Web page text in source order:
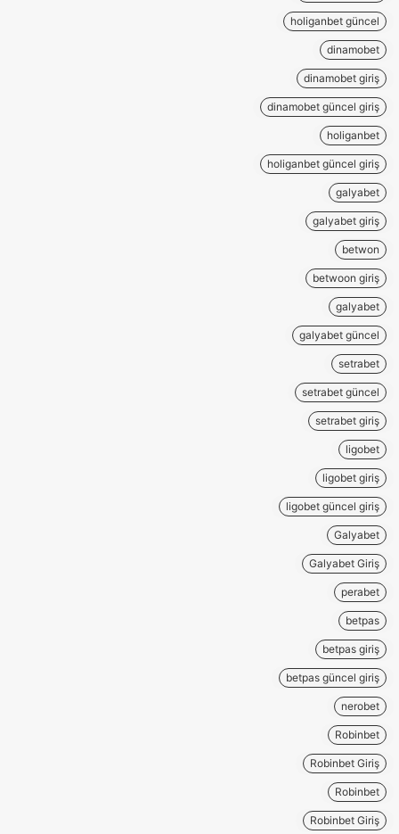
holiganbet güncel
dinamobet
dinamobet giriş
dinamobet güncel giriş
holiganbet
holiganbet güncel giriş
galyabet
galyabet giriş
betwon
betwoon giriş
galyabet
galyabet güncel
setrabet
setrabet güncel
setrabet giriş
ligobet
ligobet giriş
ligobet güncel giriş
Galyabet
Galyabet Giriş
perabet
betpas
betpas giriş
betpas güncel giriş
nerobet
Robinbet
Robinbet Giriş
Robinbet
Robinbet Giriş